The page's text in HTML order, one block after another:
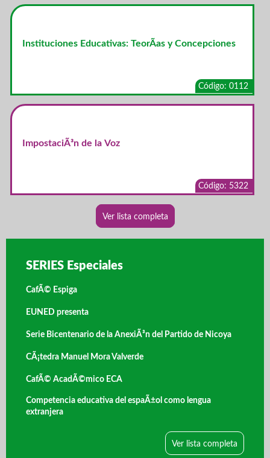
Instituciones Educativas: TeorÃ­as y Concepciones
Código: 0112
ImpostaciÃ³n de la Voz
Código: 5322
Ver lista completa
SERIES Especiales
CafÃ© Espiga
EUNED presenta
Serie Bicentenario de la AnexiÃ³n del Partido de Nicoya
CÃ¡tedra Manuel Mora Valverde
CafÃ© AcadÃ©mico ECA
Competencia educativa del espaÃ±ol como lengua
extranjera
Ver lista completa